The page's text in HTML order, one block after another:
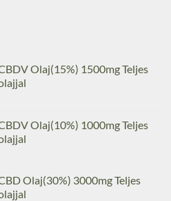
Olaj(15%) 1500mg Teljes
Olaj(10%) 1000mg Teljes
Olaj(30%) 3000mg Teljes